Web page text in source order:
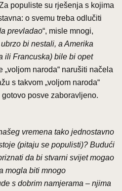
populiste su rješenja s kojima
o svemu treba odlučiti
prevladao“, misle mnogi,
bi nestali, a Amerika
ili Francuska) bile bi opet
„voljom naroda“ narušiti načela
s takvom „voljom naroda“
posve zaboravljeno.
vremena tako jednostavno
(pitaju se populisti)? Budući
da bi stvarni svijet mogao
mogla biti mnogo
s dobrim namjerama – njima